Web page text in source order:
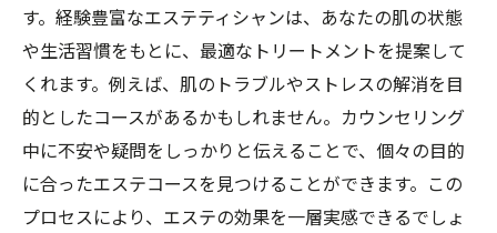
エステでの肌質診断と改善方法
エステを通じて心と体のハーモニーを実現
心と体のバランスを保つエステの役割
施術を通じたメンタルケアの実践
エステでの身体の調和を感じる方法
ストレスと疲れをとるエステメニュー
す。経験豊富なエステティシャンは、あなたの肌の状態
や生活習慣をもとに、最適なトリートメントを提案して
くれます。例えば、肌のトラブルやストレスの解消を目
的としたコースがあるかもしれません。カウンセリング
中に不安や疑問をしっかりと伝えることで、個々の目的
に合ったエステコースを見つけることができます。この
プロセスにより、エステの効果を一層実感できるでしょ